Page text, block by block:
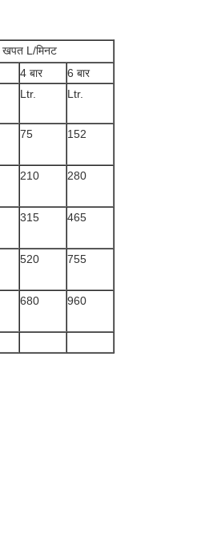
खपत L/मिनट
4 बार
6 बार
Ltr. Ltr.
75
152
210
280
315
465
520
755
680
960